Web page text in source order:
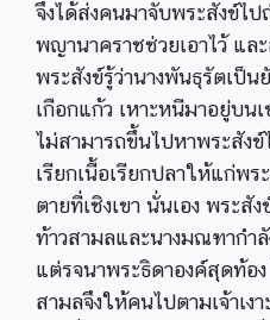
จึงได้ส่งคนมาจับพระสังข์ไป
พญานาคราชช่วยเอาไว้ แล
พระสังข์รู้ว่านางพันธุรัตเป็น
เกือกแก้ว เหาะหนีมาอยู่บน
ไม่สามารถขึ้นไปหาพระสัง
เรียกเนื้อเรียกปลาให้แก่พ
ตายที่เชิงเขา นั่นเอง พระสั
ท้าวสามลและนางมณฑากำ
แต่รจนาพระธิดาองค์สุดท้อ
สามลจึงให้คนไปตามเจ้าเง